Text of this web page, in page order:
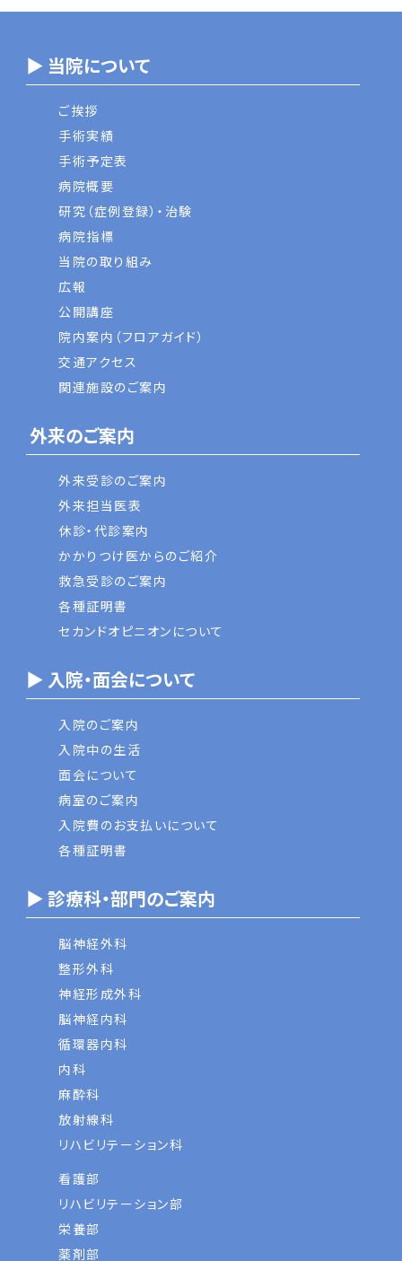
▶ 当院について
ご挨拶
手術実績
手術予定表
病院概要
研究（症例登録）・治験
病院指標
当院の取り組み
広報
公開講座
院内案内（フロアガイド）
交通アクセス
関連施設のご案内
外来のご案内
外来受診のご案内
外来担当医表
休診・代診案内
かかりつけ医からのご紹介
救急受診のご案内
各種証明書
セカンドオピニオンについて
▶ 入院・面会について
入院のご案内
入院中の生活
面会について
病室のご案内
入院費のお支払いについて
各種証明書
▶ 診療科・部門のご案内
脳神経外科
整形外科
神経形成外科
脳神経内科
循環器内科
内科
麻酔科
放射線科
リハビリテーション科
看護部
リハビリテーション部
栄養部
薬剤部